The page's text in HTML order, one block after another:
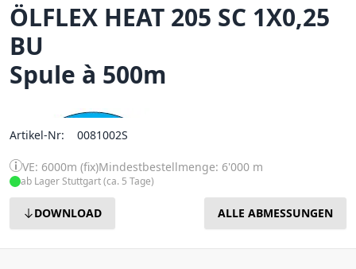
ÖLFLEX HEAT 205 SC 1X0,25
BU
Spule à 500m
Artikel-Nr: 0081002S
VE: 6000m (fix)Mindestbestellmenge: 6'000 m
ab Lager Stuttgart (ca. 5 Tage)
DOWNLOAD ALLE ABMESSUNGEN